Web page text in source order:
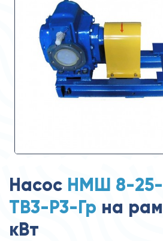
Насос НМШ 8-
ТВ3-Р3-Гр на
кВт